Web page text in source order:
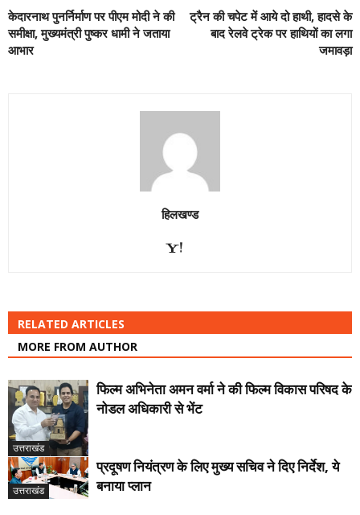
केदारनाथ पुनर्निर्माण पर पीएम मोदी ने की
समीक्षा, मुख्यमंत्री पुष्कर धामी ने जताया
आभार
ट्रैन की चपेट में आये दो हाथी, हादसे के
बाद रेलवे ट्रेक पर हाथियों का लगा
जमावड़ा
हिलखण्ड
RELATED ARTICLES
MORE FROM AUTHOR
उत्तराखंड
फिल्म अभिनेता अमन वर्मा ने की फिल्म विकास परिषद के
नोडल अधिकारी से भेंट
उत्तराखंड
प्रदूषण नियंत्रण के लिए मुख्य सचिव ने दिए निर्देश, ये
बनाया प्लान